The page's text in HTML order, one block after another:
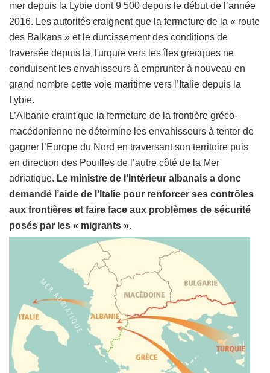
mer depuis la Lybie dont 9 500 depuis le début de l’année
2016. Les autorités craignent que la fermeture de la « route
des Balkans » et le durcissement des conditions de
traversée depuis la Turquie vers les îles grecques ne
conduisent les envahisseurs à emprunter à nouveau en
grand nombre cette voie maritime vers l’Italie depuis la
Lybie.
L’Albanie craint que la fermeture de la frontière gréco-
macédonienne ne détermine les envahisseurs à tenter de
gagner l’Europe du Nord en traversant son territoire puis
en direction des Pouilles de l’autre côté de la Mer
adriatique. Le ministre de l’Intérieur albanais a donc
demandé l’aide de l’Italie pour renforcer ses contrôles
aux frontières et faire face aux problèmes de sécurité
posés par les « migrants ».